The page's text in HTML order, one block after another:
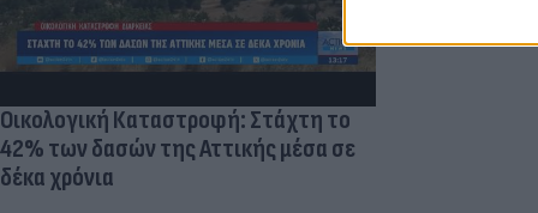
Οικολογική Καταστροφή: Στάχτη το
42% των δασών της Αττικής μέσα σε
δέκα χρόνια